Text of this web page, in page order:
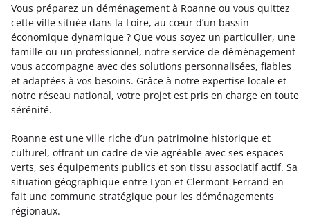
Vous préparez un déménagement à Roanne ou vous quittez
cette ville située dans la Loire, au cœur d’un bassin
économique dynamique ? Que vous soyez un particulier, une
famille ou un professionnel, notre service de déménagement
vous accompagne avec des solutions personnalisées, fiables
et adaptées à vos besoins. Grâce à notre expertise locale et
notre réseau national, votre projet est pris en charge en toute
sérénité.
Roanne est une ville riche d’un patrimoine historique et
culturel, offrant un cadre de vie agréable avec ses espaces
verts, ses équipements publics et son tissu associatif actif. Sa
situation géographique entre Lyon et Clermont-Ferrand en
fait une commune stratégique pour les déménagements
régionaux.